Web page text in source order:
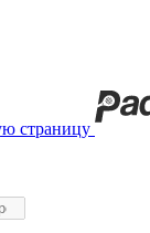
страницу